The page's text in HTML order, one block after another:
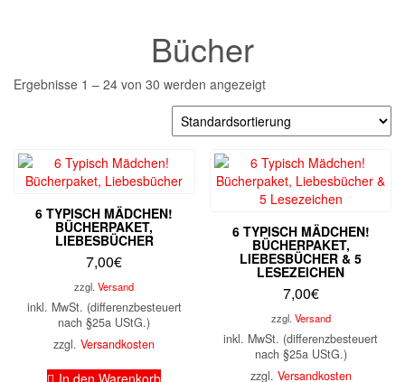
Bücher
Ergebnisse 1 – 24 von 30 werden angezeigt
6 TYPISCH MÄDCHEN!
BÜCHERPAKET,
LIEBESBÜCHER
7,00€
zzgl.Versand
inkl. MwSt. (differenzbesteuert
nach §25a UStG.)
zzgl.Versandkosten
In den Warenkorb
6 TYPISCH MÄDCHEN!
BÜCHERPAKET,
LIEBESBÜCHER & 5
LESEZEICHEN
7,00€
zzgl. Versand
inkl. MwSt. (differenzbesteuert
nach §25a UStG.)
zzgl. Versandkosten